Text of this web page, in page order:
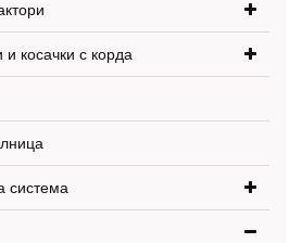
косачки с корда
система